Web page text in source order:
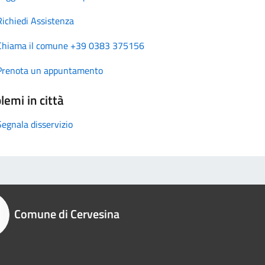
Assistenza
il comune +39 0383 375156
un appuntamento
in città
disservizio
Comune di Cervesina